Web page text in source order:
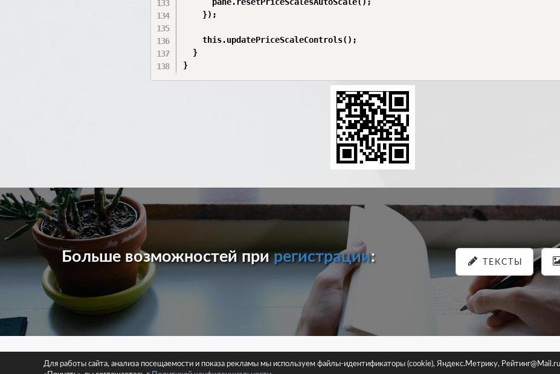
    });
    this.updatePriceScaleControls();
  }
Больше возможностей прирегистрации: ТЕКСТЫ
Для работы сайта, анализа посещаемости и показа рекламы мы используем файлы-идентификаторы (cookie), Яндекс.Метрику,